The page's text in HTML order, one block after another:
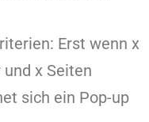
Erst wenn x
x Seiten
sich ein Pop-up